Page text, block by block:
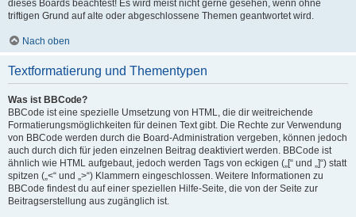
dieses Boards beachtest! Es wird meist nicht gerne gesehen, wenn ohne
triftigen Grund auf alte oder abgeschlossene Themen geantwortet wird.
Nach oben
Textformatierung und Thementypen
Was ist BBCode?
BBCode ist eine spezielle Umsetzung von HTML, die dir weitreichende
Formatierungsmöglichkeiten für deinen Text gibt. Die Rechte zur Verwendung
von BBCode werden durch die Board-Administration vergeben, können jedoch
auch durch dich für jeden einzelnen Beitrag deaktiviert werden. BBCode ist
ähnlich wie HTML aufgebaut, jedoch werden Tags von eckigen („[“ und „]“) statt
spitzen („<“ und „>“) Klammern eingeschlossen. Weitere Informationen zu
BBCode findest du auf einer speziellen Hilfe-Seite, die von der Seite zur
Beitragserstellung aus zugänglich ist.